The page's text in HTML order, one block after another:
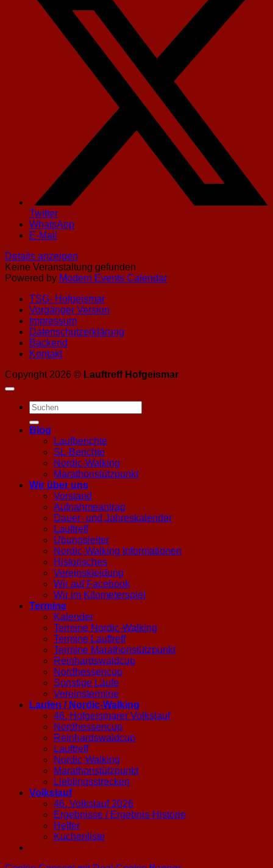
Twitter
WhatsApp
E-Mail
Details anzeigen
Keine Veranstaltung gefunden
Powered by Modern Events Calendar
TSG- Hofgeismar
Vorgänger Version
Impressum
Datenschutzerklärung
Backend
Kontakt
Copyright 2026 © Lauftreff Hofgeismar
Blog
Laufberichte
SL-Berichte
Nordic-Walking
Marathonstützpunkt
Wir über uns
Vorstand
Aufnahmeantrag
Dauer- und Jahreskalender
Lauftreff
Übungsleiter
Nordic-Walking Informationen
Historisches
Vereinskleidung
Wir auf Facebook
Wir im Kilometerspiel
Termine
Kalender
Termine Nordic-Walking
Termine Lauftreff
Termine Marathonstützpunkt
Reinhardswaldcup
Nordhessencup
Sonstige Läufe
Vereinstermine
Laufen / Nordic-Walking
46. Hofgeismarer Volkslauf
Nordhessencup
Reinhardswaldcup
Lauftreff
Nordic-Walking
Marathonstützpunkt
Lieblingsstrecken
Volkslauf
46. Volkslauf 2026
Ergebnisse / Ergebnis-Historie
Helfer
Kuchenliste